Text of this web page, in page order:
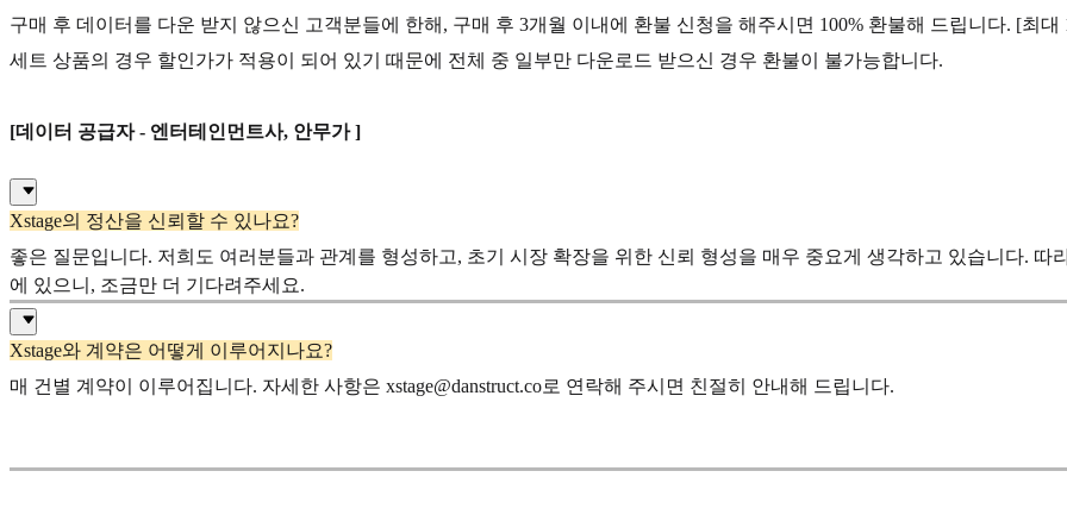
구매 후 데이터를 다운 받지 않으신 고객분들에 한해, 구매 후 3개월 이내에 환불 신청을 해주시면 100% 환불해 드립니다. [최대
세트 상품의 경우 할인가가 적용이 되어 있기 때문에 전체 중 일부만 다운로드 받으신 경우 환불이 불가능합니다.
[데이터 공급자 - 엔터테인먼트사, 안무가 ]
Xstage의 정산을 신뢰할 수 있나요?
좋은 질문입니다. 저희도 여러분들과 관계를 형성하고, 초기 시장 확장을 위한 신뢰 형성을 매우 중요게 생각하고 있습니다.
에 있으니, 조금만 더 기다려주세요.
Xstage와 계약은 어떻게 이루어지나요?
매 건별 계약이 이루어집니다. 자세한 사항은 xstage@danstruct.co로 연락해 주시면 친절히 안내해 드립니다.